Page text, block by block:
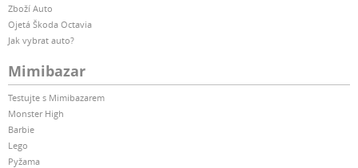
Zboží Auto
Ojetá Škoda Octavia
Jak vybrat auto?
Mimibazar
Testujte s Mimibazarem
Monster High
Barbie
Lego
Pyžama